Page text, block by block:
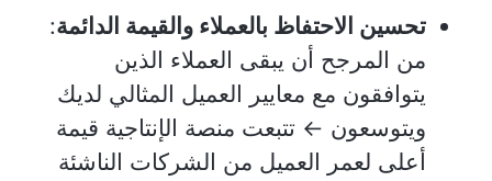
تحسين الاحتفاظ بالعملاء والقيمة الدائمة:
من المرجح أن يبقى العملاء الذين
يتوافقون مع معايير العميل المثالي لديك
ويتوسعون ← تتبعت منصة الإنتاجية قيمة
أعلى لعمر العميل من الشركات الناشئة